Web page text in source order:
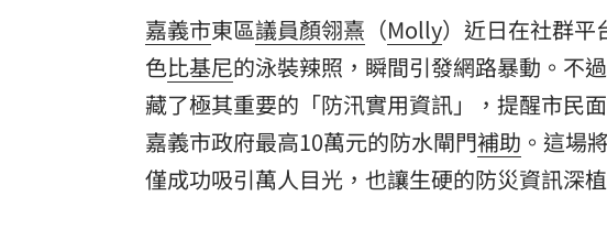
嘉義市東區議員顏翎熹 （Molly）近日在社群平
色比基尼的泳裝辣照，瞬間引發網路暴動。不
藏了極其重要的「防汛實用資訊」，提醒市民
嘉義市政府最高10萬元的防水閘門補助 。這場
僅成功吸引萬人目光，也讓生硬的防災資訊深